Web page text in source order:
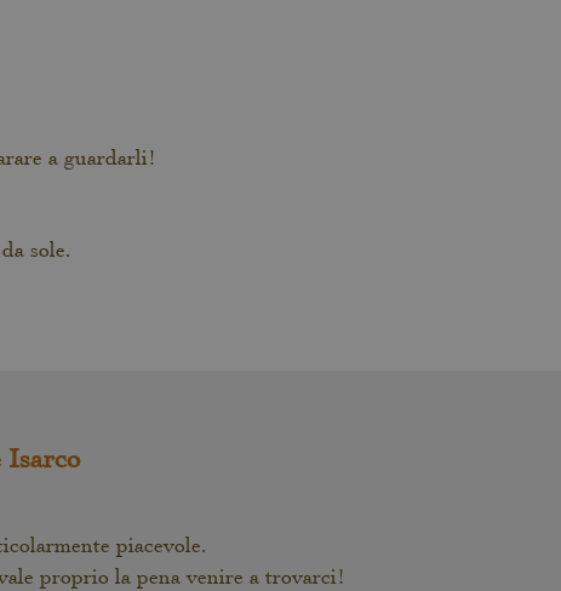
a guardarli!
sole.
Isarco
piacevole.
proprio la pena venire a trovarci!